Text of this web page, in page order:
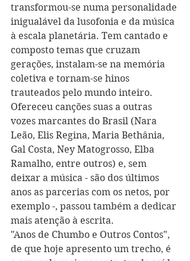
transformou-se numa personalidade
inigualável da lusofonia e da música
à escala planetária. Tem cantado e
composto temas que cruzam
gerações, instalam-se na memória
coletiva e tornam-se hinos
trauteados pelo mundo inteiro.
Ofereceu canções suas a outras
vozes marcantes do Brasil (Nara
Leão, Elis Regina, Maria Bethânia,
Gal Costa, Ney Matogrosso, Elba
Ramalho, entre outros) e, sem
deixar a música - são dos últimos
anos as parcerias com os netos, por
exemplo -, passou também a dedicar
mais atenção à escrita.
"Anos de Chumbo e Outros Contos",
de que hoje apresento um trecho, é